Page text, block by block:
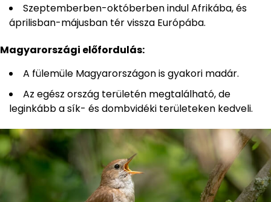
Szeptemberben-októberben indul Afrikába, és
áprilisban-májusban tér vissza Európába.
Magyarországi előfordulás:
A fülemüle Magyarországon is gyakori madár.
Az egész ország területén megtalálható, de
leginkább a sík- és dombvidéki területeken kedveli.